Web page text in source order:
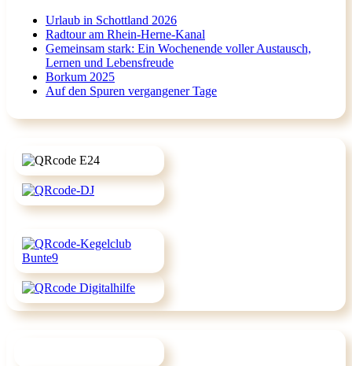
Urlaub in Schottland 2026
Radtour am Rhein-Herne-Kanal
Gemeinsam stark: Ein Wochenende voller Austausch,
Lernen und Lebensfreude
Borkum 2025
Auf den Spuren vergangener Tage